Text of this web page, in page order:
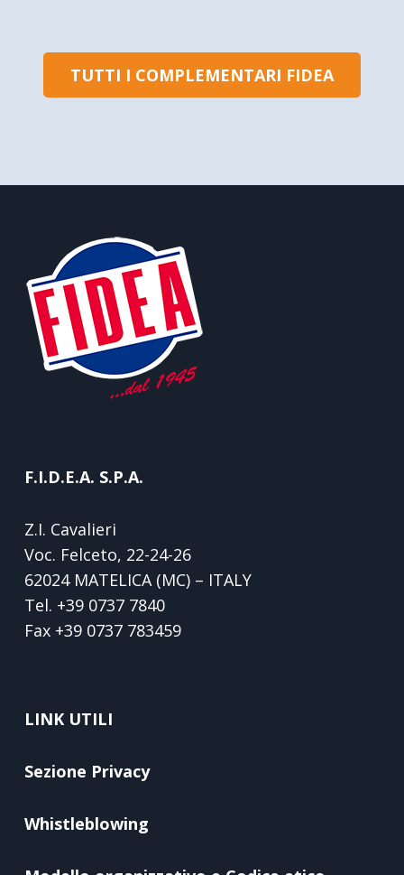
TUTTI I COMPLEMENTARI FIDEA
F.I.D.E.A. S.P.A.
Z.I. Cavalieri
Voc. Felceto, 22-24-26
62024 MATELICA (MC) – ITALY
Tel. +39 0737 7840
Fax +39 0737 783459
LINK UTILI
Sezione Privacy
Whistleblowing